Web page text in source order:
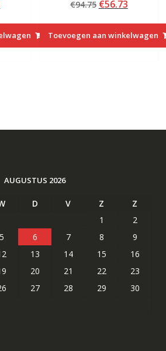
is:
€44.73.
met
4.50
€94.75
was:
€94.75.
€56.73Huidige
is:
€56.73.
Toevoegen aan winkelwagen
AUGUSTUS 2026
D V Z
Z
1
2
5 6 7 8
9
13 14 15
16
20 21 22
23
27 28 29
30